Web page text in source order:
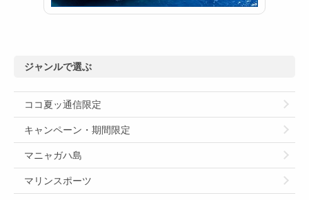
ジャンルで選ぶ
ココ夏ッ通信限定
キャンペーン・期間限定
マニャガハ島
マリンスポーツ